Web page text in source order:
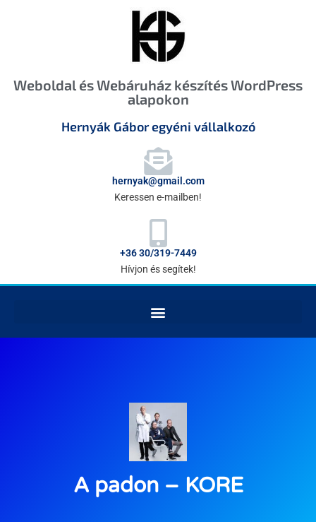
Weboldal és Webáruház készítés WordPress
alapokon
Hernyák Gábor egyéni vállalkozó
hernyak@gmail.com
Keressen e-mailben!
+36 30/319-7449
Hívjon és segítek!
A padon – KORE